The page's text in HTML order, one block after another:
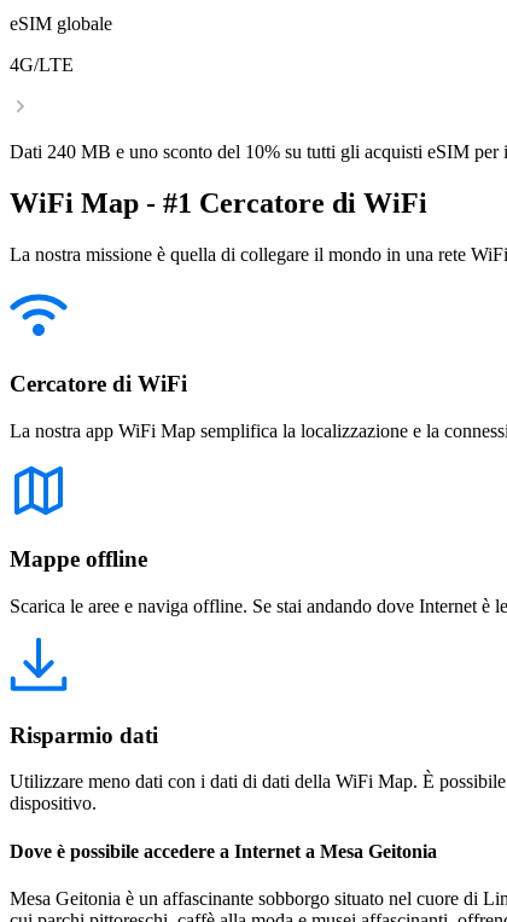
eSIM globale
4G/LTE
Dati 240 MB e uno sconto del 10% su tutti gli acquisti eSIM per
WiFi Map - #1 Cercatore di WiFi
La nostra missione è quella di collegare il mondo in una rete
Cercatore di WiFi
La nostra app WiFi Map semplifica la localizzazione e la
Mappe offline
Scarica le aree e naviga offline. Se stai andando dove Internet
Risparmio dati
Utilizzare meno dati con i dati di dati della WiFi Map. È
dispositivo.
Dove è possibile accedere a Internet a Mesa Geitonia
Mesa Geitonia è un affascinante sobborgo situato nel cuore di